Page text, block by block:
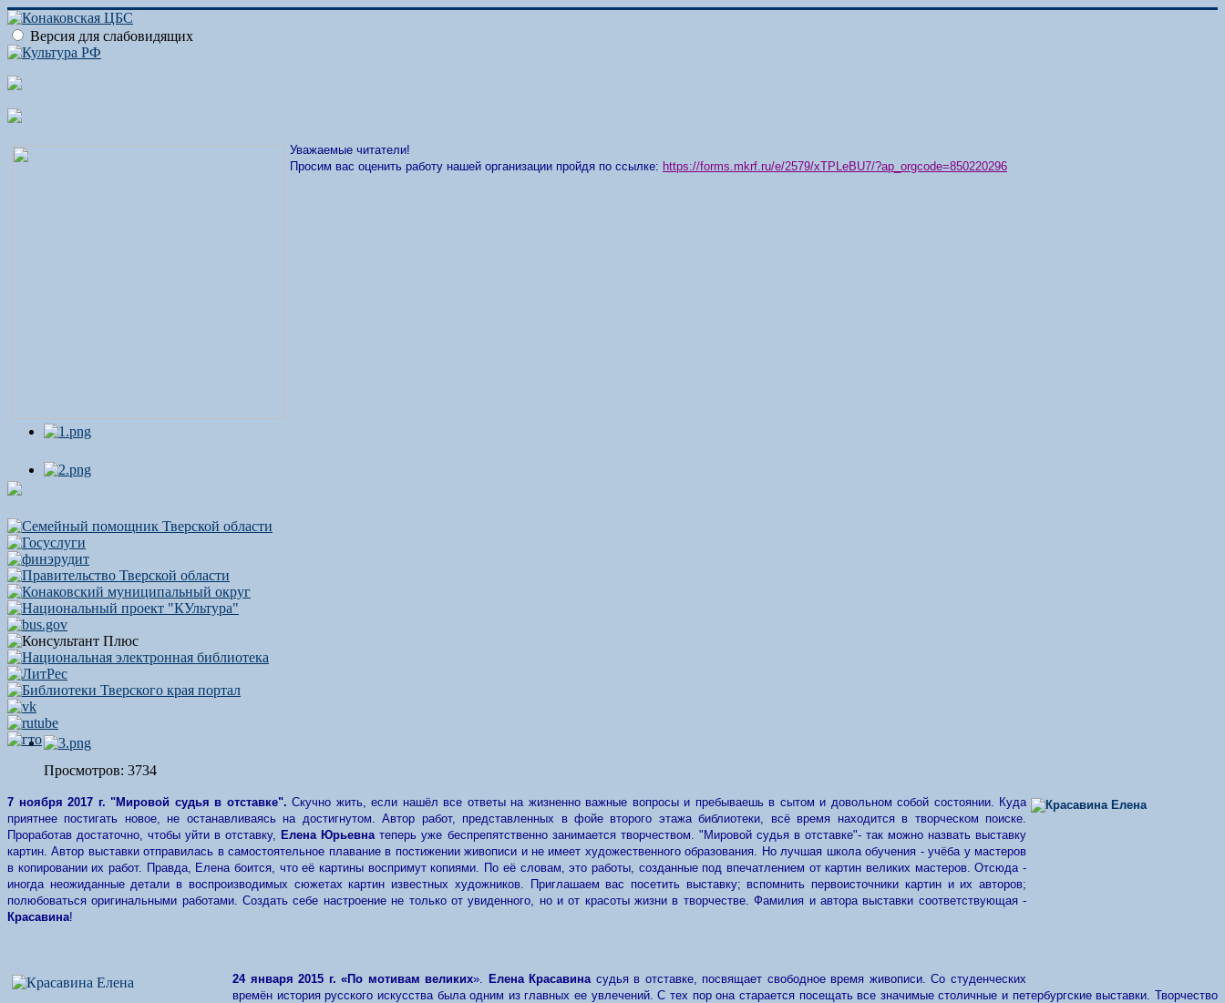
Версия для слабовидящих
Уважаемые читатели!
Просим вас оценить работу нашей организации пройдя по ссылке: https://forms.mkrf.ru/e/2579/xTPLeBU7/?ap_orgcode=850220296
Просмотров: 3734
7 ноября 2017 г. "Мировой судья в отставке". Скучно жить, если нашёл все ответы на жизненно важные вопросы и пребываешь в сытом и довольном собой состоянии. Куда
приятнее постигать новое, не останавливаясь на достигнутом. Автор работ, представленных в фойе второго этажа библиотеки, всё время находится в творческом поиске.
Проработав достаточно, чтобы уйти в отставку, Елена Юрьевнатеперь уже беспрепятственно занимается творчеством. "Мировой судья в отставке"- так можно назвать выставку
картин. Автор выставки отправилась в самостоятельное плавание в постижении живописи и не имеет художественного образования. Но лучшая школа обучения - учёба у мастеров
в копировании их работ. Правда, Елена боится, что её картины воспримут копиями. По её словам, это работы, созданные под впечатлением от картин великих мастеров. Отсюда -
иногда неожиданные детали в воспроизводимых сюжетах картин известных художников. Приглашаем вас посетить выставку; вспомнить первоисточники картин и их авторов;
полюбоваться оригинальными работами. Создать себе настроение не только от увиденного, но и от красоты жизни в творчестве. Фамилия и автора выставки соответствующая -
Красавина!
24 января 2015 г. «По мотивам великих». Елена Красавина судья в отставке, посвящает свободное время живописи. Со студенческих
времён история русского искусства была одним из главных ее увлечений. С тех пор она старается посещать все значимые столичные и петербургские выставки. Творчество